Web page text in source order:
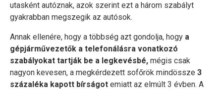
utasként autóznak, azok szerint ezt a három szabályt
gyakrabban megszegik az autósok.
Annak ellenére, hogy a többség azt gondolja, hogy a
gépjárművezetők a telefonálásra vonatkozó
szabályokat tartják be a legkevésbé, mégis csak
nagyon kevesen, a megkérdezett sofőrök mindössze 3
százaléka kapott bírságot emiatt az elmúlt 3 évben. A